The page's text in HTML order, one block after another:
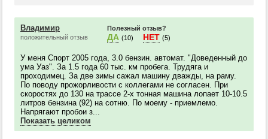
Владимир
положительный отзыв
Полезный отзыв?
ДА (10) НЕТ (5)
У меня Спорт 2005 года, 3.0 бензин. автомат. "Доведенный до
ума Уаз". За 1.5 года 60 тыс. км пробега. Трудяга и
проходимец. За две зимы сажал машину дважды, на раму.
По поводу прожорливости с коллегами не согласен. При
скоростях до 130 на трассе 2-х тонная машина лопает 10-10.5
литров бензина (92) на сотню. По моему - приемлемо.
Напрягают пробои з...
Показать целиком